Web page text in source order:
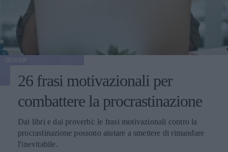
26 frasi motivazionali per
combattere la procrastinazione
Dai libri e dai proverbi: le frasi motivazionali contro la
procrastinazione possono aiutare a smettere di rimandare
l'inevitabile.